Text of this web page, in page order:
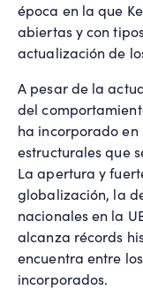
época en la que
abiertas y con
actualización de
A pesar de la
del
ha incorporado en
estructurales que
La apertura y
globalización, la
nacionales en la
alcanza récords
encuentra entre
incorporados.